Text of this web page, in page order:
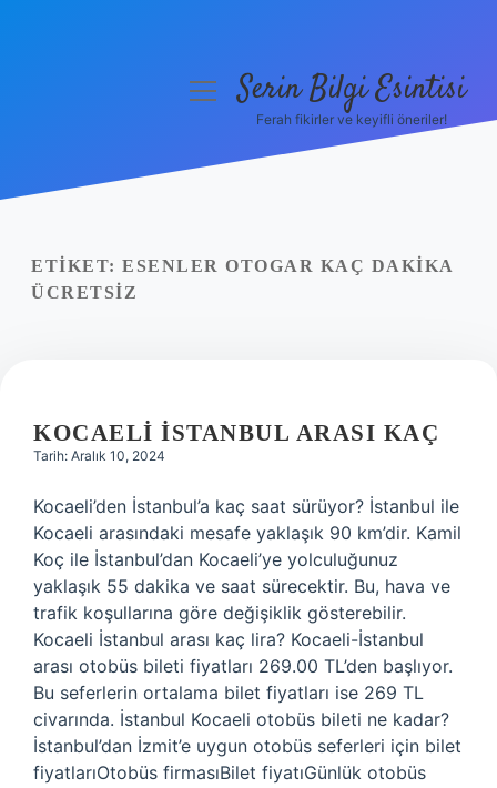
Yasal Uyarı
menüyüSerin Bilgi Esintisi
Ferah fikirler ve keyifli öneriler!
ETIKET: ESENLER OTOGAR KAÇ DAKIKA
ÜCRETSIZ
KOCAELI İSTANBUL ARASI KAÇ
Tarih: Aralık 10, 2024
Kocaeli’den İstanbul’a kaç saat sürüyor? İstanbul ile
Kocaeli arasındaki mesafe yaklaşık 90 km’dir. Kamil
Koç ile İstanbul’dan Kocaeli’ye yolculuğunuz
yaklaşık 55 dakika ve saat sürecektir. Bu, hava ve
trafik koşullarına göre değişiklik gösterebilir.
Kocaeli İstanbul arası kaç lira? Kocaeli-İstanbul
arası otobüs bileti fiyatları 269.00 TL’den başlıyor.
Bu seferlerin ortalama bilet fiyatları ise 269 TL
civarında. İstanbul Kocaeli otobüs bileti ne kadar?
İstanbul’dan İzmit’e uygun otobüs seferleri için bilet
fiyatlarıOtobüs firmasıBilet fiyatıGünlük otobüs